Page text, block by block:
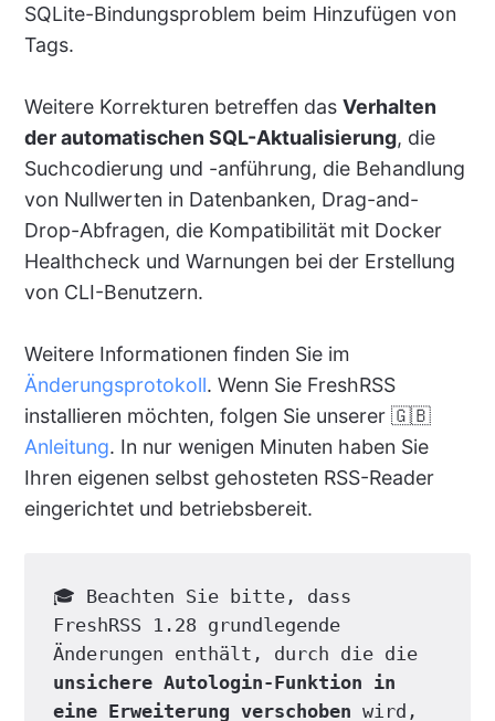
SQLite-Bindungsproblem beim Hinzufügen von
Tags.
Weitere Korrekturen betreffen das Verhalten
der automatischen SQL-Aktualisierung, die
Suchcodierung und -anführung, die Behandlung
von Nullwerten in Datenbanken, Drag-and-
Drop-Abfragen, die Kompatibilität mit Docker
Healthcheck und Warnungen bei der Erstellung
von CLI-Benutzern.
Weitere Informationen finden Sie im
Änderungsprotokoll. Wenn Sie FreshRSS
installieren möchten, folgen Sie unserer 🇬🇧
Anleitung. In nur wenigen Minuten haben Sie
Ihren eigenen selbst gehosteten RSS-Reader
eingerichtet und betriebsbereit.
🎓 Beachten Sie bitte, dass
FreshRSS 1.28 grundlegende
Änderungen enthält, durch die die
unsichere Autologin-Funktion in
eine Erweiterung verschoben wird,